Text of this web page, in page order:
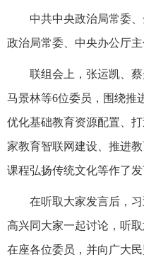
中共中央政治局常委
政治局常委、中央办公厅
联组会上，张运凯、
马景林等6位委员，围绕推
优化基础教育资源配置、
家教育智联网建设、推进
课程弘扬传统文化等作了发
在听取大家发言后，
高兴同大家一起讨论，听
在座各位委员，并向广大